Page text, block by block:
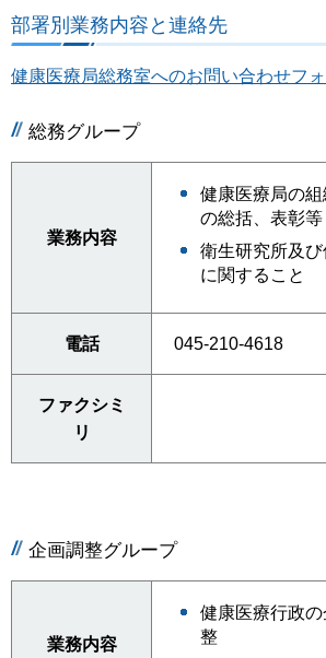
部署別業務内容と連絡先
健康医療局総務室へのお問い合わせフ
総務グループ
業務内容
健康医療局の
の総括、表彰等
衛生研究所及
に関すること
電話 045-210-4618
ファクシミ
リ
企画調整グループ
業務内容
健康医療行政
整